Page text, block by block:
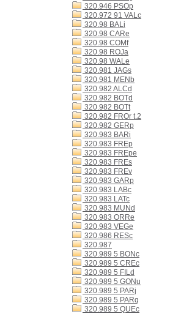
320.946 PSOp
320.972 91 VALc
320.98 BALi
320.98 CARe
320.98 COMf
320.98 ROJa
320.98 WALe
320.981 JAGs
320.981 MENb
320.982 ALCd
320.982 BOTd
320.982 BOTt
320.982 FROr t.2
320.982 GERp
320.983 BARi
320.983 FREp
320.983 FREpe
320.983 FREs
320.983 FREv
320.983 GARp
320.983 LABc
320.983 LATc
320.983 MUNd
320.983 ORRe
320.983 VEGe
320.986 RESc
320.987
320.989 5 BONc
320.989 5 CREc
320.989 5 FILd
320.989 5 GONu
320.989 5 PARj
320.989 5 PARq
320.989 5 QUEc